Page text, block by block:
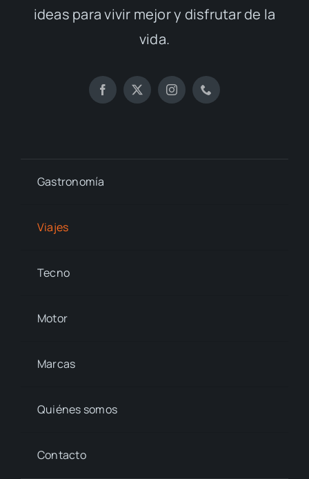
ideas para vivir mejor y disfrutar de la
vida.
Gastronomía
Viajes
Tecno
Motor
Marcas
Quiénes somos
Contacto